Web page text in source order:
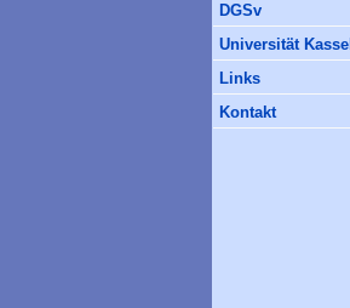
DGSv
Universität Kassel
Links
Kontakt